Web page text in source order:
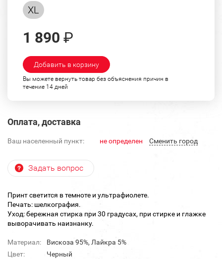
XL
1 890 ₽
Добавить в корзину
Вы можете вернуть товар без объяснения причин в
течение 14 дней
Оплата, доставка
Ваш населенный пункт: не определен Cменить город
Задать вопрос
Принт светится в темноте и ультрафиолете.
Печать: шелкография.
Уход: бережная стирка при 30 градусах, при стирке и глажке
выворачивать наизнанку.
Материал:
Вискоза 95%, Лайкра 5%
Цвет:
Черный